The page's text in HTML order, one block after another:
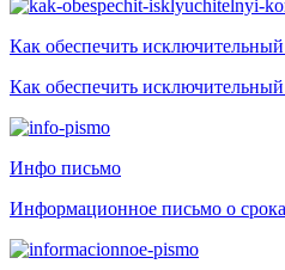
Как обеспечить
Как обеспечить
Инфо письмо
Информационное письмо о